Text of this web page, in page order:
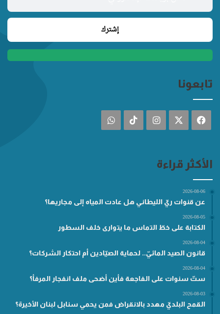
تابعونا
فيسبوك انستقرام ‫TikTokواتساب
الأكثر قراءة
2026-08-06
عن قنوات ريّ الليطاني هل عادت المياه إلى مجاريها؟
2026-08-05
الكتابة على خطّ التماس ما يتوارى خلف السطور
2026-08-04
قانون الصيد المائيّ.. لحماية الصيّادين أم احتكار الشركات؟
2026-08-04
ستّ سنوات على الفاجعة فأين أضحى ملف انفجار المرفأ؟
2026-08-03
القمح البلديّ مهدد بالانقراض فمن يحمي سنابل لبنان الأخيرة؟